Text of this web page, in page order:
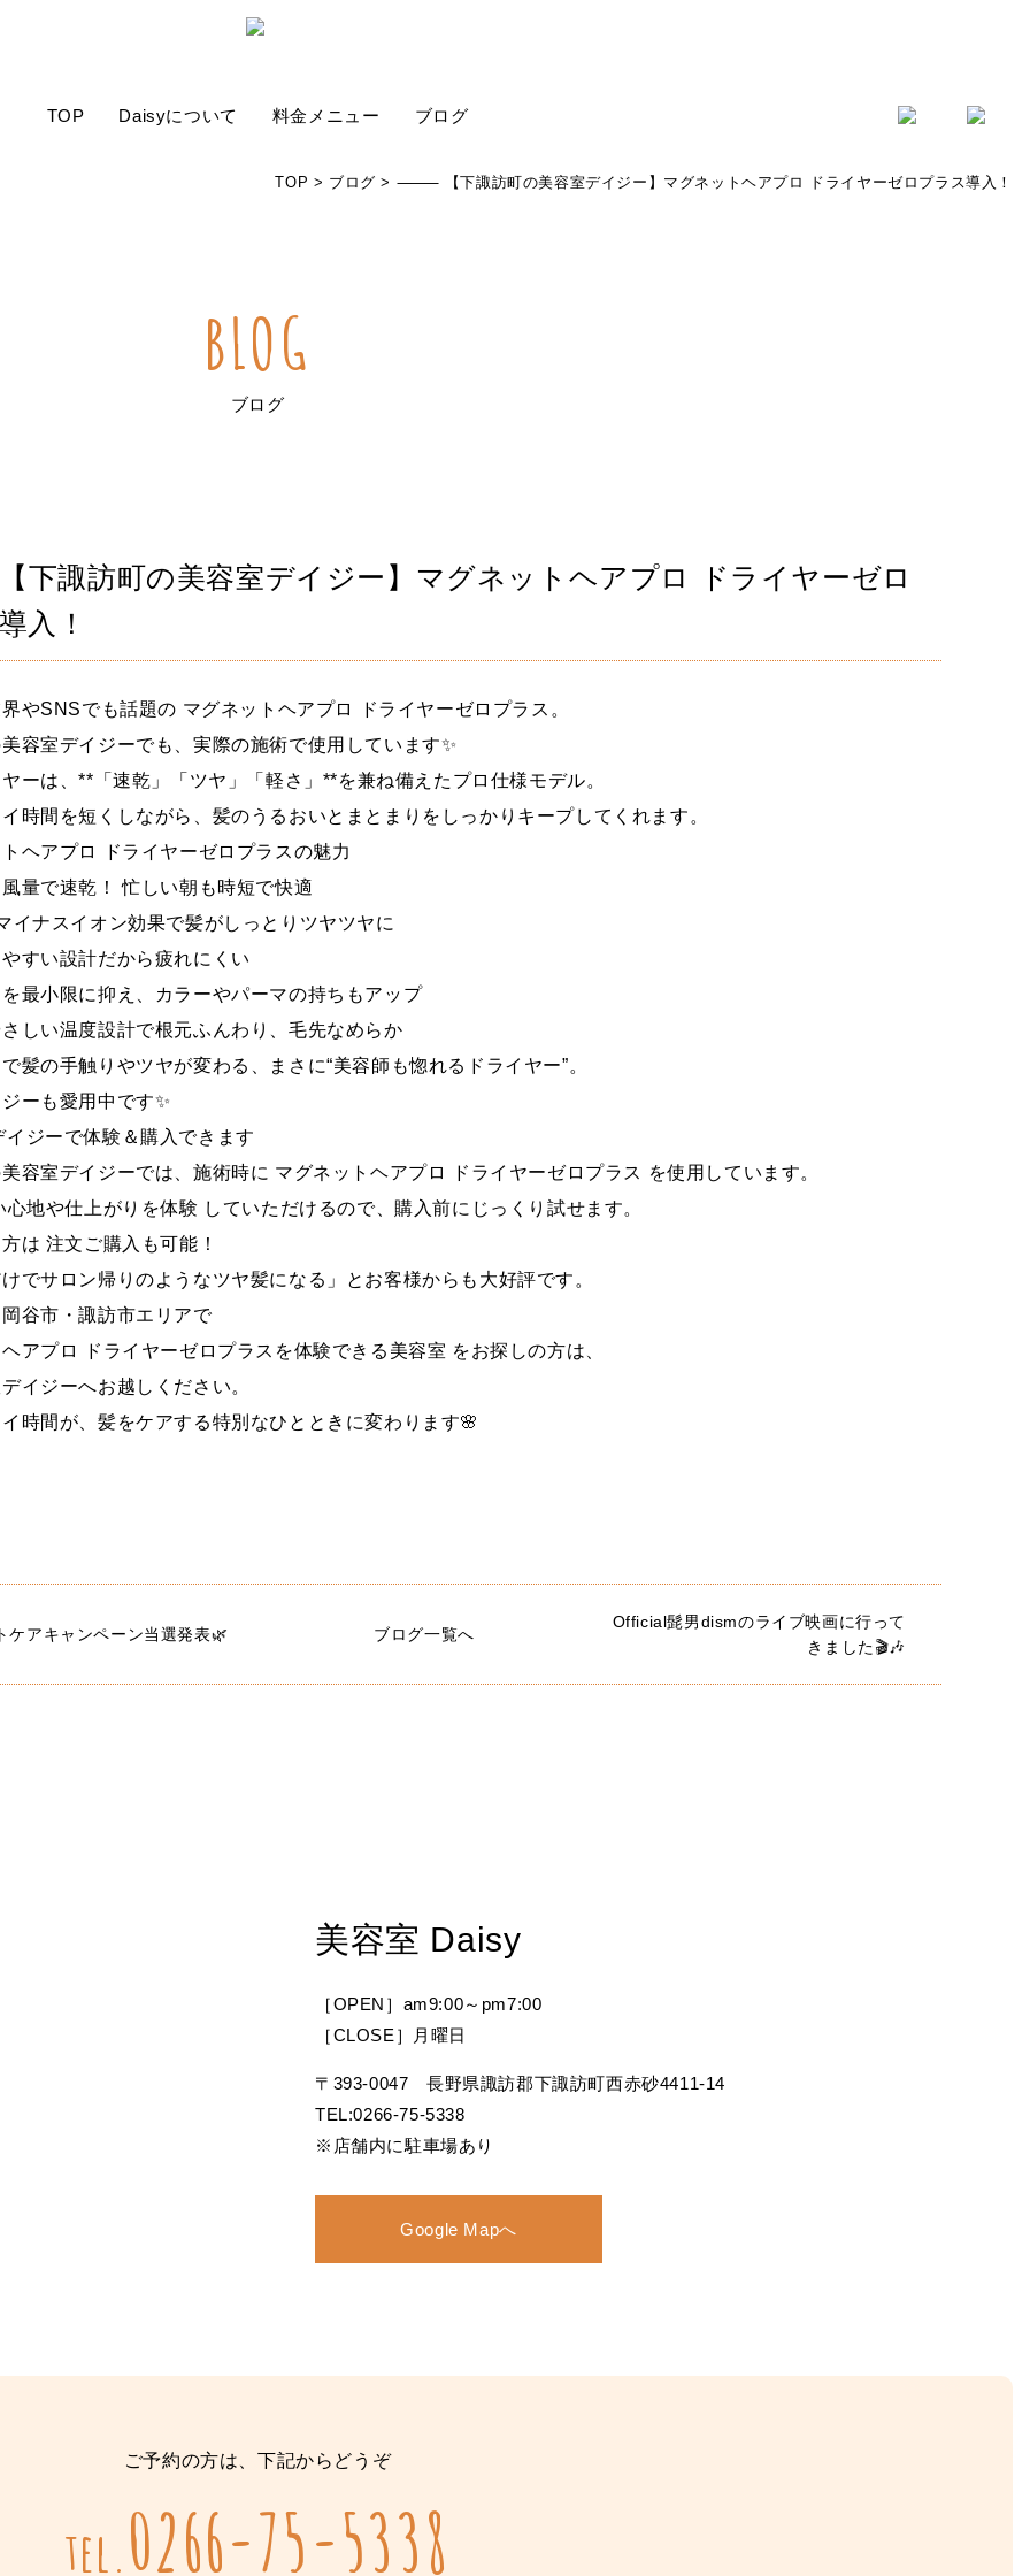
TOP Daisyについて 料金メニュー ブログ
TOP > ブログ > ⸻ 【下諏訪町の美容室デイジー】マグネットヘアプロ ドライヤーゼロプラス導入！
BLOG
ブログ
訪町の美容室デイジー】マグネットヘアプロ ドライヤーゼロ
入！
やSNSでも話題の マグネットヘアプロ ドライヤーゼロプラス。
容室デイジーでも、実際の施術で使用しています✨
ーは、**「速乾」「ツヤ」「軽さ」**を兼ね備えたプロ仕様モデル。
時間を短くしながら、髪のうるおいとまとまりをしっかりキープしてくれます。
ヘアプロ ドライヤーゼロプラスの魅力
量で速乾！ 忙しい朝も時短で快適
イナスイオン効果で髪がしっとりツヤツヤに
すい設計だから疲れにくい
最小限に抑え、カラーやパーマの持ちもアップ
しい温度設計で根元ふんわり、毛先なめらか
髪の手触りやツヤが変わる、まさに“美容師も惚れるドライヤー”。
ーも愛用中です✨
イジーで体験＆購入できます
容室デイジーでは、施術時に マグネットヘアプロ ドライヤーゼロプラス を使用しています。
心地や仕上がりを体験 していただけるので、購入前にじっくり試せます。
は 注文ご購入も可能！
でサロン帰りのようなツヤ髪になる」とお客様からも大好評です。
谷市・諏訪市エリアで
アプロ ドライヤーゼロプラスを体験できる美容室 をお探しの方は、
イジーへお越しください。
時間が、髪をケアする特別なひとときに変わります🌸
ケアキャンペーン当選発表🌿 ブログ一覧へ
Official髭男dismのライブ映画に行って
きました🎬🎶
美容室 Daisy
［OPEN］am9:00～pm7:00
［CLOSE］月曜日
〒393-0047 長野県諏訪郡下諏訪町西赤砂4411-14
TEL:0266-75-5338
※店舗内に駐車場あり
Google Mapへ
ご予約の方は、下記からどうぞ
tel.0266-75-5338